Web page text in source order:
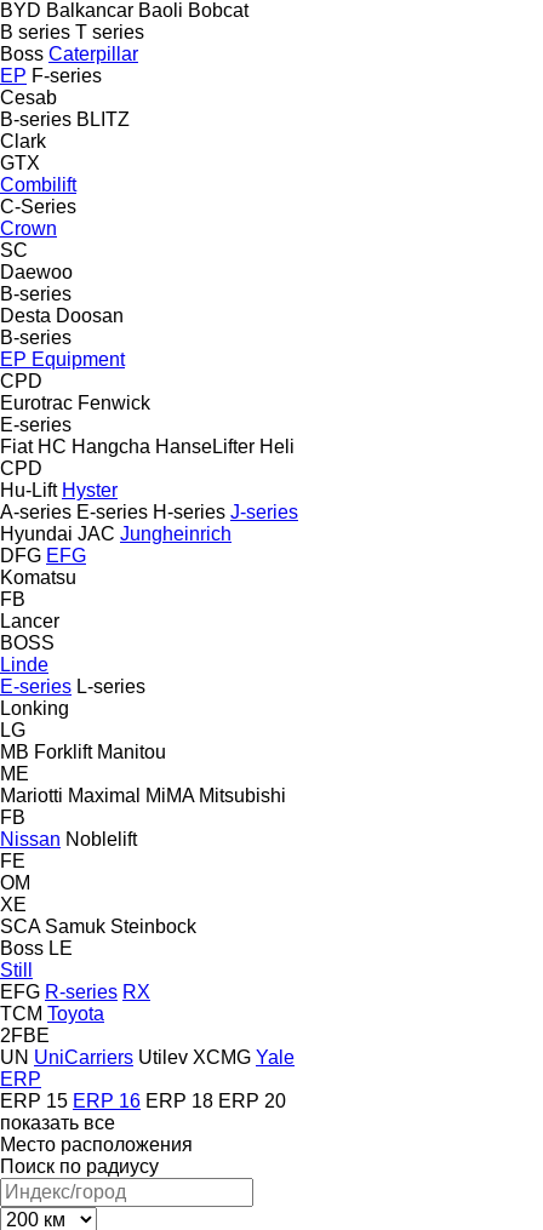
BYD Balkancar Baoli Bobcat
B series T series
Boss Caterpillar
EP F-series
Cesab
B-series BLITZ
Clark
GTX
Combilift
C-Series
Crown
SC
Daewoo
B-series
Desta Doosan
B-series
EP Equipment
CPD
Eurotrac Fenwick
E-series
Fiat HC Hangcha HanseLifter Heli
CPD
Hu-Lift Hyster
A-series E-series H-series J-series
Hyundai JAC Jungheinrich
DFG EFG
Komatsu
FB
Lancer
BOSS
Linde
E-series L-series
Lonking
LG
MB Forklift Manitou
ME
Mariotti Maximal MiMA Mitsubishi
FB
Nissan Noblelift
FE
OM
XE
SCA Samuk Steinbock
Boss LE
Still
EFG R-series RX
TCM Toyota
2FBE
UN UniCarriers Utilev XCMG Yale
ERP
ERP 15 ERP 16 ERP 18 ERP 20
показать все
Место расположения
Поиск по радиусу